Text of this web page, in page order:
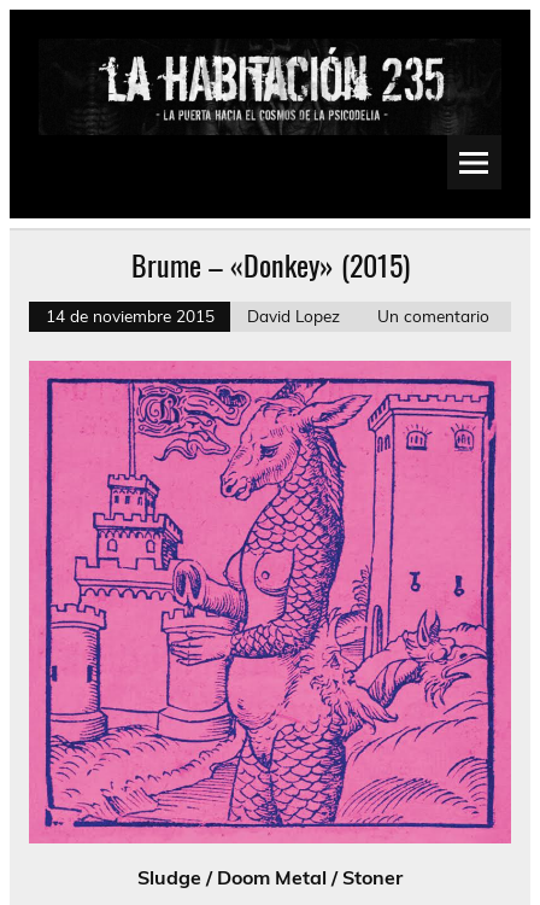
Saltar
Psychedelic, Stoner, Doom, Sludge, Fuzz, Space, Drone
Brume – «Donkey» (2015)
14 de noviembre 2015 David Lopez Un comentario
Sludge / Doom Metal / Stoner